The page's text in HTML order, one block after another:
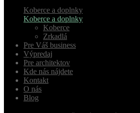
Koberce a doplnky
Koberce a doplnky
Koberce
Zrkadlá
Pre Váš business
Výpredaj
Pre architektov
Kde nás nájdete
Kontakt
O nás
Blog